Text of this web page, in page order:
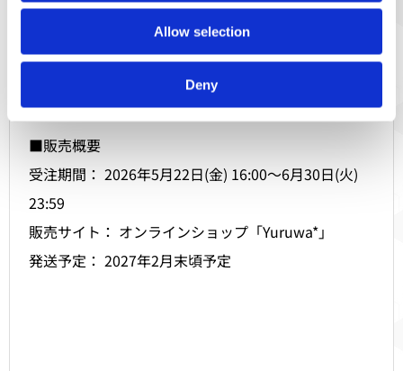
Allow selection
Deny
限定数：200個 ※受注期間内であっても、販売予定数
に達し次第、受付終了となります。
商品ページはこちら：https://yuruwa.shop-pro.jp/?
■販売概要
受注期間： 2026年5月22日(金) 16:00〜6月30日(火)
23:59
販売サイト： オンラインショップ「Yuruwa*」
発送予定： 2027年2月末頃予定